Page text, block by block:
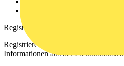
Registrierung
Registrieren Sie sich kostenlos und
Informationen aus der